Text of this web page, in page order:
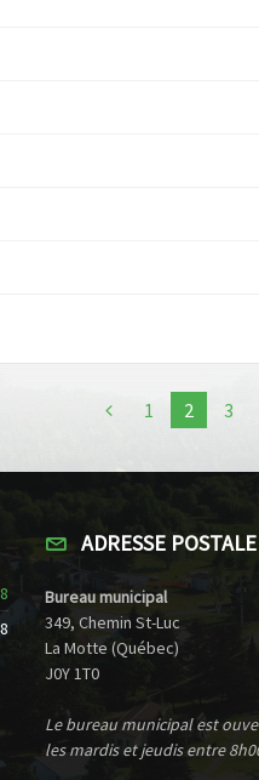
1 2 3
ADRESSE POSTALE
Bureau municipal
349, Chemin St-Luc
La Motte (Québec)
J0Y 1T0
Le bureau municipal est
les mardis et jeudis entre